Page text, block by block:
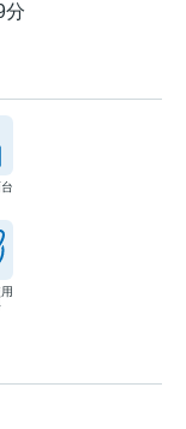
分